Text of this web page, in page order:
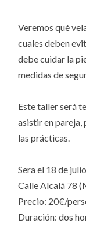
Veremos qué
cuales deben
debe cuidar la
medidas de
Este taller será
asistir en pareja,
las prácticas.
Sera el 18 de
Calle Alcalá 78
Precio: 20€/
Duración: dos